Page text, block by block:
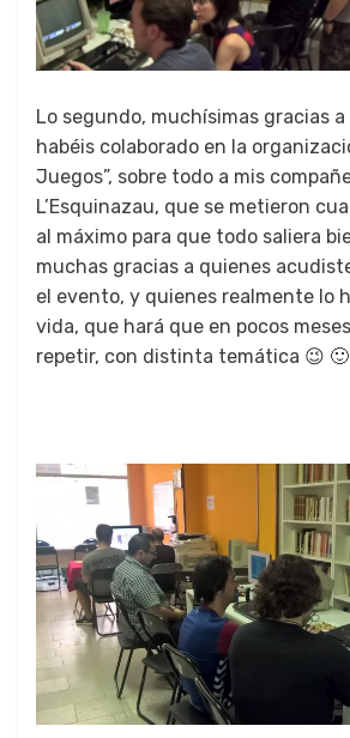
Lo segun­do, muchísi­mas gra­cias
habéis colab­o­ra­do en la
Jue­gos”, sobre todo a mis
L’Esquinazau, que se metieron
al máx­i­mo para que todo saliera
muchas gra­cias a quienes
el even­to, y quienes real­mente lo
vida, que hará que en pocos
repe­tir, con dis­tin­ta temáti­ca 😉 🙂